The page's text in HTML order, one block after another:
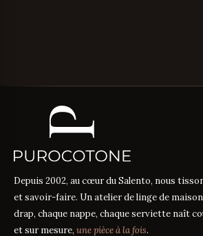
Depuis 2002, au cœur du Salento, nous
et savoir-faire. Un atelier de linge de maison
drap, chaque nappe, chaque serviette naît
et sur mesure, une pièce à la fois.